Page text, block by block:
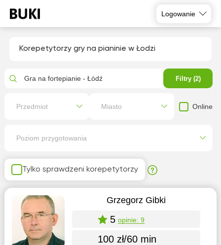
Logowanie
Korepetytorzy gry na pianinie w Łodzi
Tylko sprawdzeni korepetytorzy
Grzegorz Gibki
5 opinie: 9
100 zł/60 min
Gra na fortepianie - Łódź Filtry (2)
Przedmiot Miasto Online
Poziom przygotowania